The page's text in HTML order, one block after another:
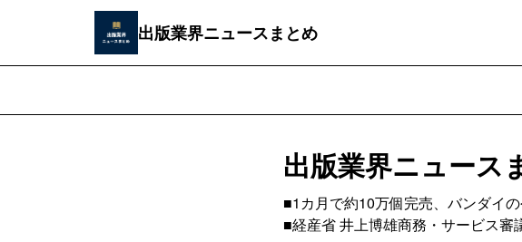
出版業界ニュースまとめ
出版業界ニュース
■1カ月で約10万個完売、バンダイ
■経産省 井上博雄商務・サービス